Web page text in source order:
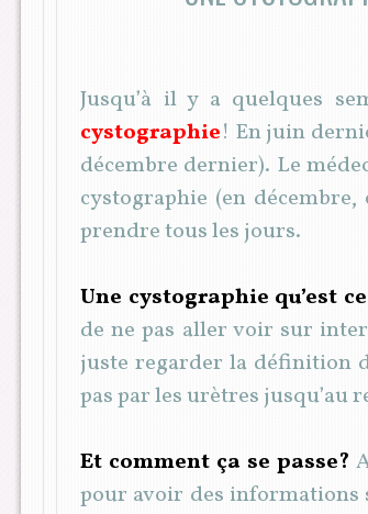
Jusqu’à il y a quelques
cystographie! En juin
décembre dernier). Le
cystographie (en
prendre tous les jours.
Une cystographie qu’est
de ne pas aller voir sur
juste regarder la définition
pas par les urètres jusqu’au
Et comment ça se passe?
pour avoir des informations